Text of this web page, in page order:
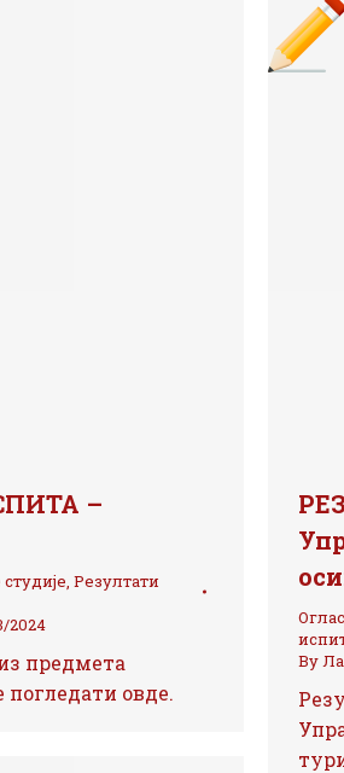
–
, Резултати
2024
предмета
овде.
By